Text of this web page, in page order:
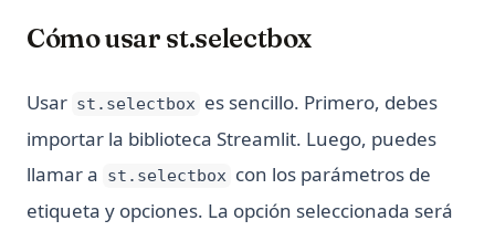
Cómo usar st.selectbox
Usar st.selectbox es sencillo. Primero, debes
importar la biblioteca Streamlit. Luego, puedes
llamar a st.selectbox con los parámetros de
etiqueta y opciones. La opción seleccionada será